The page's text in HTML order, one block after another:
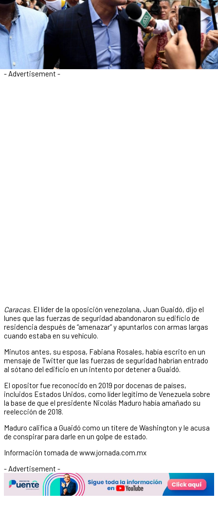
- Advertisement -
Caracas. El líder de la oposición venezolana, Juan Guaidó, dijo el
lunes que las fuerzas de seguridad abandonaron su edificio de
residencia después de “amenazar” y apuntarlos con armas largas
cuando estaba en su vehículo.
Minutos antes, su esposa, Fabiana Rosales, había escrito en un
mensaje de Twitter que las fuerzas de seguridad habrían entrado
al sótano del edificio en un intento por detener a Guaidó.
El opositor fue reconocido en 2019 por docenas de países,
incluidos Estados Unidos, como líder legítimo de Venezuela sobre
la base de que el presidente Nicolás Maduro había amañado su
reelección de 2018.
Maduro califica a Guaidó como un títere de Washington y le acusa
de conspirar para darle en un golpe de estado.
Información tomada de www.jornada.com.mx
- Advertisement -